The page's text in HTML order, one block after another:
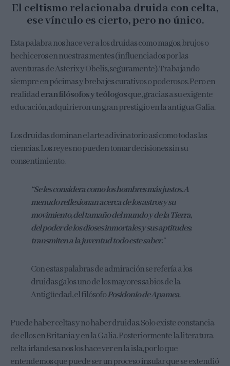
El celtismo relacionaba druida con celta,
ese vínculo es cierto, pero no único.
Esta palabra nos hace ver a los druidas como magos, brujos o
hechiceros en nuestras mentes (influenciados por las
aventuras de Asterix y Obelis, seguramente). Trabajando
siempre en pócimas y brebajes curativos o poderosos. Pero en
realidaderan filósofos y teólogosque, gracias a su exigente
educación, adquirieron un gran prestigio en la antigua Galia.
Los druidas dominan el arte adivinatorio así como todas las
ciencias. Los reyes no pueden tomar decisiones sin su
consentimiento.
“Se les considera como los hombres más justos. A
menudo reflexionan acerca de los astros y su
movimiento, del tamaño del mundo y de la Tierra,
del poder de los dioses inmortales y sus aptitudes;
transmiten a la juventud todo este saber.“
Con estas palabras de admiración se refería a los
druidas galos uno de los mayores sabios de la
Antigüedad, el filósofoPosidonio de Apamea.
Puede haber celtas y no haber druidas. Solo existe constancia
de ellos en Britania y en la Galia. Posteriormente la literatura
celta irlandesa nos los hace ver en la isla, por lo que
entendemos que puede ser un proceso insular que se extendió